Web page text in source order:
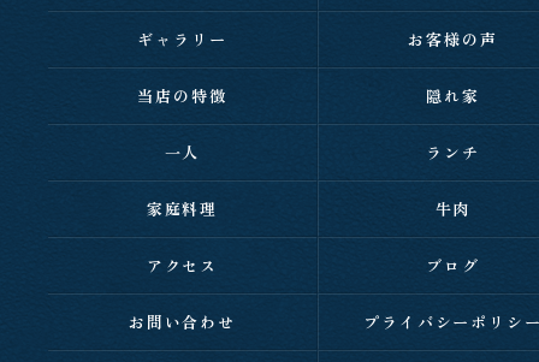
ギャラリー お客様の声
当店の特徴 隠れ家
一人 ランチ
家庭料理 牛肉
アクセス ブログ
お問い合わせ プライバシーポリシ